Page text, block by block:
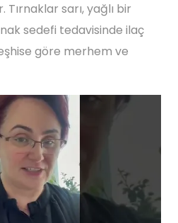
sarı, yağlı bir
sedefi tedavisinde ilaç
göre merhem ve